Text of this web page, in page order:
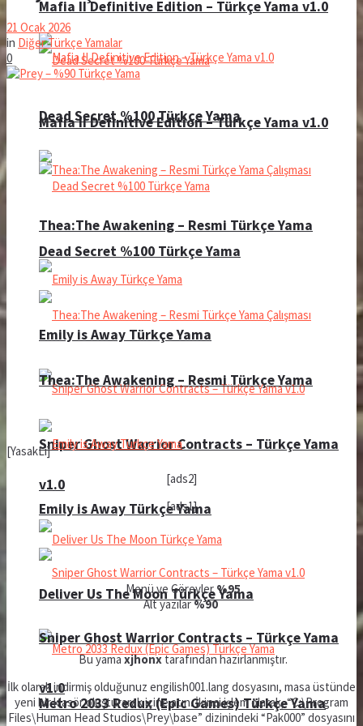
Mafia II Definitive Edition – Türkçe Yama v1.0
Dead Secret %100 Türkçe Yama
Thea:The Awakening – Resmi Türkçe Yama
Emily is Away Türkçe Yama
Sniper Ghost Warrior Contracts – Türkçe Yama
v1.0
Deliver Us The Moon Türkçe Yama
Metro 2033 Redux (Epic Games) Türkçe Yama
Mafia II Definitive Edition – Türkçe Yama v1.0
Dead Secret %100 Türkçe Yama
Thea:The Awakening – Resmi Türkçe Yama
Emily is Away Türkçe Yama
Sniper Ghost Warrior Contracts – Türkçe Yama
v1.0
21 Ocak 2026
in Diğer Türkçe Yamalar
0
[YasakLi]
[ads2]
[ads1]
Menü ve Görevler%95
Alt yazılar%90
Bu yamaxjhonxtarafından hazırlanmıştır.
İlk olarak indirmiş olduğunuz engilish001.lang dosyasını, masa üstünde
yeni bir klasör oluşturarak içine atın. İkinci işlem olarak, “C:\Program
Files\Human Head Studios\Prey\base” dizinindeki “Pak000” dosyasını